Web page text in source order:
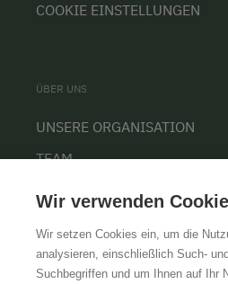
COOKIE EINSTELLUNGEN
ÜBER UNS
UNSERE ORGANISATION
TEAM
KARRIERE
Wir verwenden
Wir setzen Cookies ein, um die
analysieren, einschließlich Such-
Suchbegriffen und um Ihnen auf Ihr